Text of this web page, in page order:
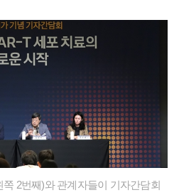
2번째)와 관계자들이 기자간담회